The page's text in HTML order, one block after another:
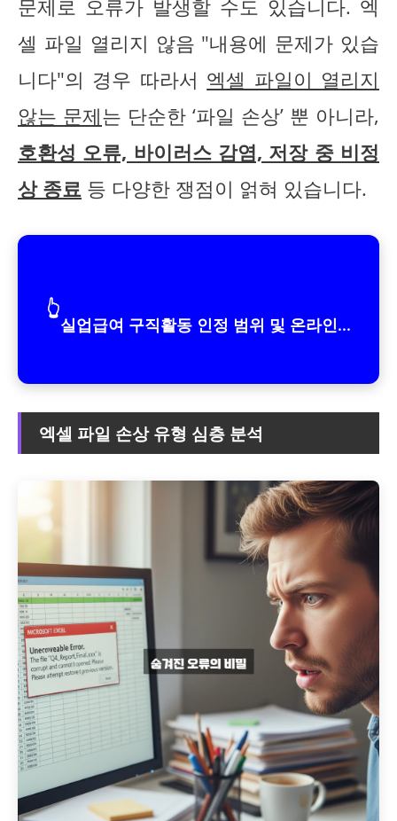
문제로 오류가 발생할 수도 있습니다. 엑
셀 파일 열리지 않음 "내용에 문제가 있습
니다"의 경우 따라서 엑셀 파일이 열리지
않는 문제는 단순한 ‘파일 손상’ 뿐 아니라,
호환성 오류, 바이러스 감염, 저장 중 비정
상 종료 등 다양한 쟁점이 얽혀 있습니다.
👆
실업급여 구직활동 인정 범위 및 온라인...
엑셀 파일 손상 유형 심층 분석